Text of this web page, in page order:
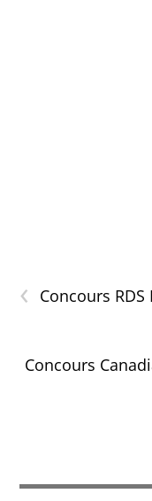
‹ Concours
Concours